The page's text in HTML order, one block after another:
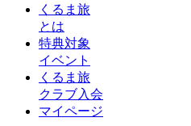
くるま旅
とは
特典対象
イベント
くるま旅
クラブ入会
マイページ